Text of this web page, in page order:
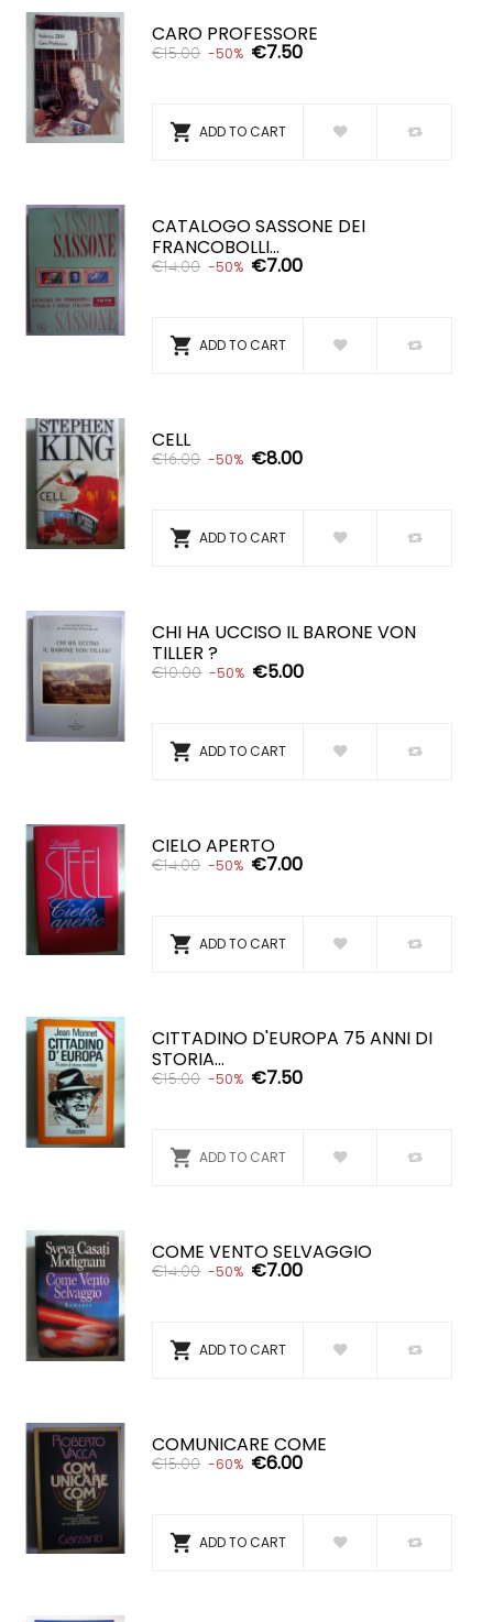
CARO PROFESSORE
€15.00 -50% €7.50
 ADD TO CART
CATALOGO SASSONE DEI
FRANCOBOLLI...
€14.00 -50% €7.00
 ADD TO CART
CELL
€16.00 -50% €8.00
 ADD TO CART
CHI HA UCCISO IL BARONE VON
TILLER ?
€10.00 -50% €5.00
 ADD TO CART
CIELO APERTO
€14.00 -50% €7.00
 ADD TO CART
CITTADINO D'EUROPA 75 ANNI DI
STORIA...
€15.00 -50% €7.50
 ADD TO CART
COME VENTO SELVAGGIO
€14.00 -50% €7.00
 ADD TO CART
COMUNICARE COME
€15.00 -60% €6.00
 ADD TO CART